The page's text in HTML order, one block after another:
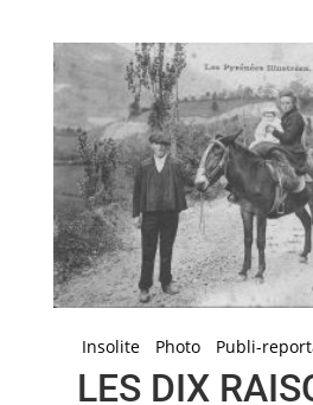
Insolite Photo Publi-
LES DIX